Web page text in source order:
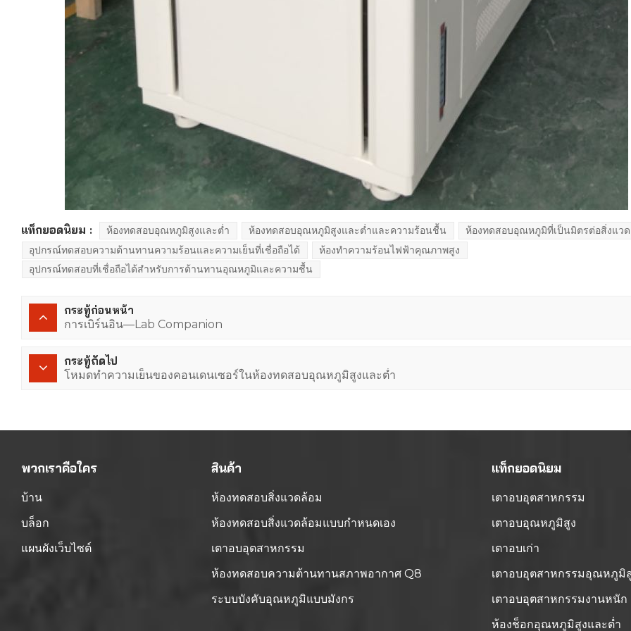
แท็กยอดนิยม : ห้องทดสอบอุณหภูมิสูงและต่ำ ห้องทดสอบอุณหภูมิสูงและต่ำและความร้อนชื้น
ห้องทดสอบอุณหภูมิที่เป็นมิตรต่อสิ่งแว
อุปกรณ์ทดสอบความต้านทานความร้อนและความเย็นที่เชื่อถือได้
ห้องทำความร้อนไฟฟ้าคุณภาพสูง
อุปกรณ์ทดสอบที่เชื่อถือได้สำหรับการต้านทานอุณหภูมิและความชื้น
กระทู้ก่อนหน้า
การเบิร์นอิน—Lab Companion
กระทู้ถัดไป
โหมดทำความเย็นของคอนเดนเซอร์ในห้องทดสอบอุณหภูมิสูงและต่ำ
พวกเราคือใคร
บ้าน
บล็อก
แผนผังเว็บไซต์
สินค้า
ห้องทดสอบสิ่งแวดล้อม
ห้องทดสอบสิ่งแวดล้อมแบบกำหนดเอง
เตาอบอุตสาหกรรม
ห้องทดสอบความต้านทานสภาพอากาศ Q8
ระบบบังคับอุณหภูมิแบบมังกร
แท็กยอดนิยม
เตาอบอุตสาหกรรม
เตาอบอุณหภูมิสูง
เตาอบเก่า
เตาอบอุตสาหกรรมอุณหภูมิ
เตาอบอุตสาหกรรมงานหนัก
ห้องช็อกอุณหภูมิสูงและต่ำ